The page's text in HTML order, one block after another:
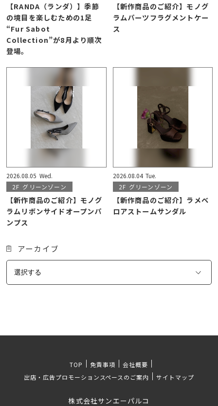
【RANDA（ランダ）】季節
の境目を楽しむための1足
“Fur Sabot
Collection”が8月より順次
登場。
【新作商品のご紹介】モノグ
ラムパーツフラグメントケー
ス
2026.08.05 Wed.
2F グリーンゾーン
【新作商品のご紹介】モノグ
ラムリボンサイドオープンパ
ンプス
2026.08.04 Tue.
2F グリーンゾーン
【新作商品のご紹介】ラメベ
ロアストームサンダル
アーカイブ
TOP 免責事項
会社概要
出店・広告プロモーションスペースのご案内
サイトマップ
株式会社サンエーパルコ